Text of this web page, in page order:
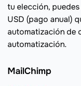
tu elección,
USD (pago anual)
automatización de
automatización.
MailChimp